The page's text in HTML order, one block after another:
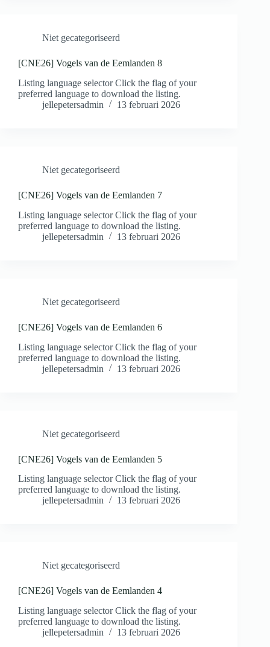
Niet gecategoriseerd
[CNE26] Vogels van de Eemlanden 8
Listing language selector Click the flag of your
preferred language to download the listing.
jellepetersadmin
13 februari 2026
Niet gecategoriseerd
[CNE26] Vogels van de Eemlanden 7
Listing language selector Click the flag of your
preferred language to download the listing.
jellepetersadmin
13 februari 2026
Niet gecategoriseerd
[CNE26] Vogels van de Eemlanden 6
Listing language selector Click the flag of your
preferred language to download the listing.
jellepetersadmin
13 februari 2026
Niet gecategoriseerd
[CNE26] Vogels van de Eemlanden 5
Listing language selector Click the flag of your
preferred language to download the listing.
jellepetersadmin
13 februari 2026
Niet gecategoriseerd
[CNE26] Vogels van de Eemlanden 4
Listing language selector Click the flag of your
preferred language to download the listing.
jellepetersadmin
13 februari 2026